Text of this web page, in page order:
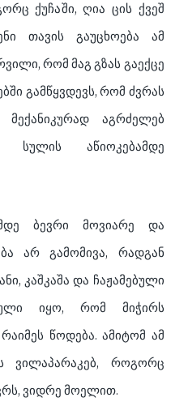
ქუჩაში, ღია ცის ქვეშ
თავის გაუცხოება ამ
რომ მაგ გზას გაექცე
გამწყვდევს, რომ ძვრას
აგრძელებ
სულის აწიოკებამდე
ბევრი მოვიარე და
არ გამომივა, რადგან
კაშკაშა და ჩაჟამებული
იყო, რომ მიჭირს
წოდება. ამიტომ ამ
ვილაპარაკებ, როგორც
ვიდრე მოელით.